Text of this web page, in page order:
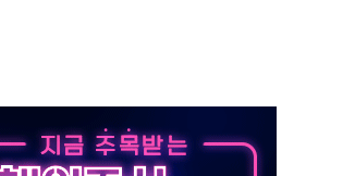
약카르텔이 습득해 전투 활용
노동자 숨져